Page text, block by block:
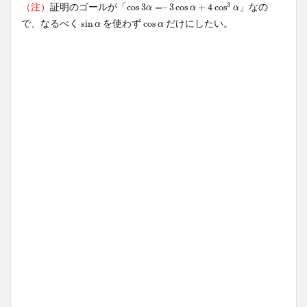
（注） 証明のゴールが「cos3α =–3cos α + 4cos3 α
cos3α =–3cosα+ 4cos3α
」なの
で、なるべく sinα
sinα を使わずcos α
cosα だけにしたい。